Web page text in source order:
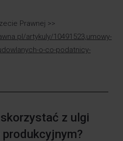
Prawnej >>
artykuly/10491523,umowy-
o-co-podatnicy-
z ulgi